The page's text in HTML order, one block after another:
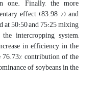
one. Finally, the more
effect (83.98 %) and
at 50:50 and 75:25 mixing
intercropping system,
in efficiency in the
contribution of the
of soybeans in the